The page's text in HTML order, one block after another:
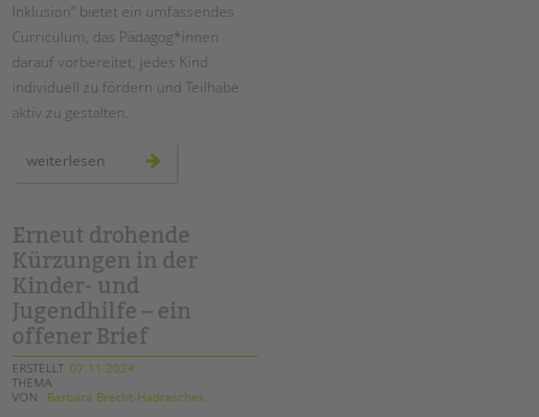
Inklusion” bietet ein umfassendes
Curriculum, das Pädagog*innen
darauf vorbereitet, jedes Kind
individuell zu fördern und Teilhabe
aktiv zu gestalten.
weiterlesen
zertifizierte
für
teilhabe
und
inklusion
Erneut drohende
Kürzungen in der
Kinder- und
Jugendhilfe – ein
offener Brief
ERSTELLT 07.11.2024
THEMA
VON
Barbara Brecht-Hadraschek